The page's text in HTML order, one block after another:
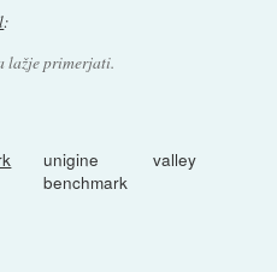
:
lažje primerjati.
unigine valley
benchmark